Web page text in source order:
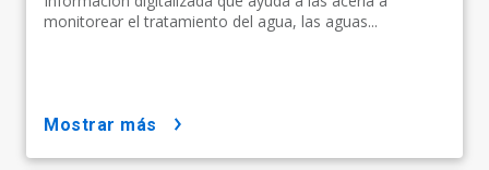
monitorear el tratamiento del agua, las aguas...
mostrar más